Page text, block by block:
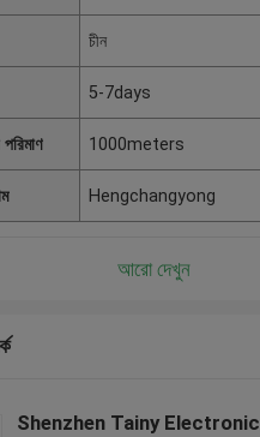
চীন
5-7days
1000meters
Hengchangyong
আরো দেখুন
Shenzhen Tainy Electronic